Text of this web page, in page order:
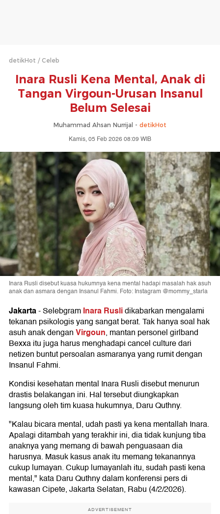
detikHot Celeb
Inara Rusli Kena Mental, Anak di
Tangan Virgoun-Urusan Insanul
Belum Selesai
Muhammad Ahsan Nurrijal - detikHot
Kamis, 05 Feb 2026 08:09 WIB
Inara Rusli disebut kuasa hukumnya kena mental hadapi masalah hak asuh
anak dan asmara dengan Insanul Fahmi. Foto: Instagram @mommy_starla
Jakarta-SelebgramInara Ruslidikabarkan mengalami
tekanan psikologis yang sangat berat. Tak hanya soal hak
asuh anak denganVirgoun, mantan personel girlband
Bexxa itu juga harus menghadapi cancel culture dari
netizen buntut persoalan asmaranya yang rumit dengan
Insanul Fahmi.
Kondisi kesehatan mental Inara Rusli disebut menurun
drastis belakangan ini. Hal tersebut diungkapkan
langsung oleh tim kuasa hukumnya, Daru Quthny.
"Kalau bicara mental, udah pasti ya kena mentallah Inara.
Apalagi ditambah yang terakhir ini, dia tidak kunjung tiba
anaknya yang memang di bawah penguasaan dia
harusnya. Masuk kasus anak itu memang tekanannya
cukup lumayan. Cukup lumayanlah itu, sudah pasti kena
mental," kata Daru Quthny dalam konferensi pers di
kawasan Cipete, Jakarta Selatan, Rabu (4/2/2026).
ADVERTISEMENT